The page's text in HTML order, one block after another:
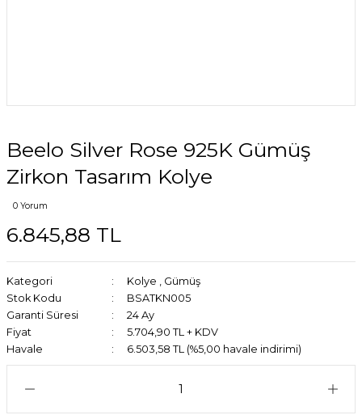
Beelo Silver Rose 925K Gümüş
Zirkon Tasarım Kolye
0 Yorum
6.845,88 TL
Kategori Kolye , Gümüş
Stok Kodu
BSATKN005
Garanti Süresi
24 Ay
Fiyat
5.704,90 TL + KDV
Havale
6.503,58 TL (%5,00 havale indirimi)